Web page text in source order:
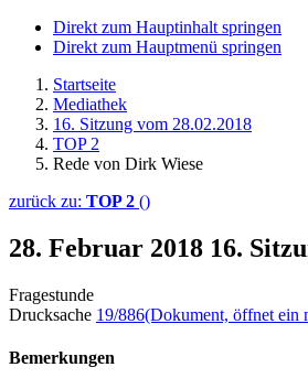
Direkt zum Hauptinhalt springen
Direkt zum Hauptmenü springen
Startseite
Mediathek
16. Sitzung vom 28.02.2018
TOP 2
Rede von Dirk Wiese
zurück zu: TOP 2 ()
28. Februar 2018 16.
Fragestunde
Drucksache 19/886(Dokument, öffnet ein
Bemerkungen